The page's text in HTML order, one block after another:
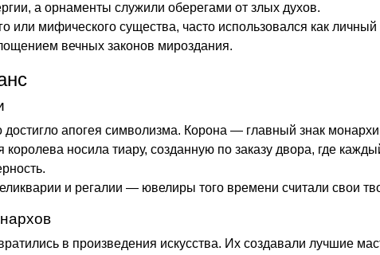
а орнаменты служили оберегами от злых духов.
или мифического существа, часто использовался как
вечных законов мироздания.
апогея символизма. Корона — главный знак
королева носила тиару, созданную по заказу двора, где
и регалии — ювелиры того времени считали свои
в произведения искусства. Их создавали лучшие